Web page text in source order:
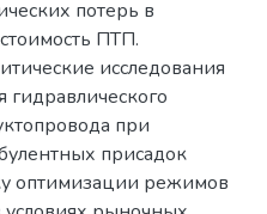
потерь в
ПТП.
исследования
при
присадок
оптимизации режимов